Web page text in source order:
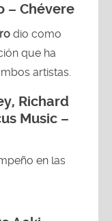
– Chévere
dio como
que ha
artistas.
Richard
Music –
en las